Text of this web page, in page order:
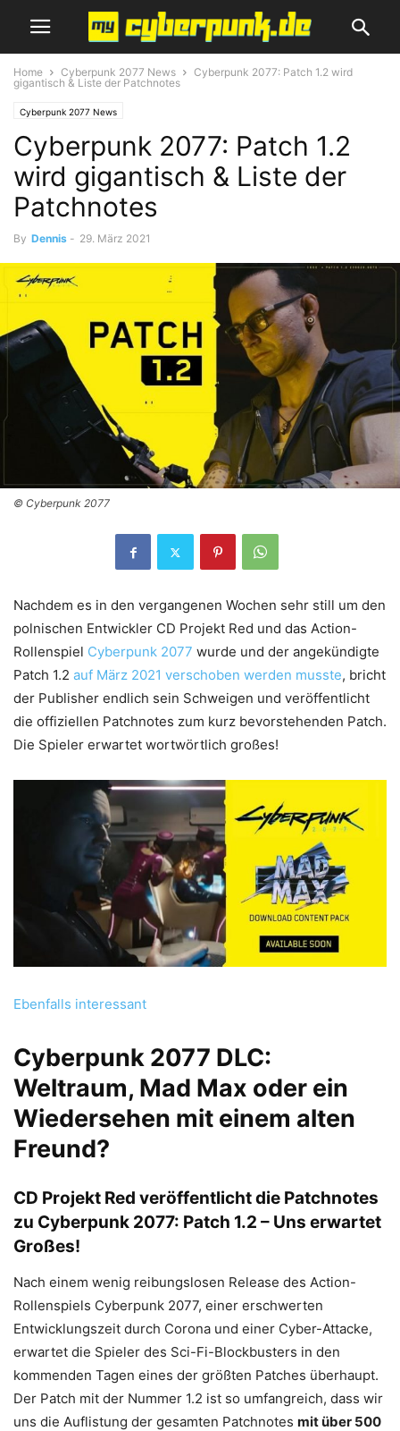
Home Cyberpunk 2077 News
Cyberpunk 2077: Patch 1.2 wird
gigantisch & Liste der Patchnotes
Cyberpunk 2077 News
Cyberpunk 2077: Patch 1.2
wird gigantisch & Liste der
Patchnotes
By Dennis - 29. März 2021
© Cyberpunk 2077
Nachdem es in den vergangenen Wochen sehr still um den
polnischen Entwickler CD Projekt Red und das Action-
Rollenspiel Cyberpunk 2077 wurde und der angekündigte
Patch 1.2 auf März 2021 verschoben werden musste, bricht
der Publisher endlich sein Schweigen und veröffentlicht
die offiziellen Patchnotes zum kurz bevorstehenden Patch.
Die Spieler erwartet wortwörtlich großes!
Ebenfalls interessant
Cyberpunk 2077 DLC:
Weltraum, Mad Max oder ein
Wiedersehen mit einem alten
Freund?
CD Projekt Red veröffentlicht die Patchnotes
zu Cyberpunk 2077: Patch 1.2 – Uns erwartet
Großes!
Nach einem wenig reibungslosen Release des Action-
Rollenspiels Cyberpunk 2077, einer erschwerten
Entwicklungszeit durch Corona und einer Cyber-Attacke,
erwartet die Spieler des Sci-Fi-Blockbusters in den
kommenden Tagen eines der größten Patches überhaupt.
Der Patch mit der Nummer 1.2 ist so umfangreich, dass wir
uns die Auflistung der gesamten Patchnotes mit über 500